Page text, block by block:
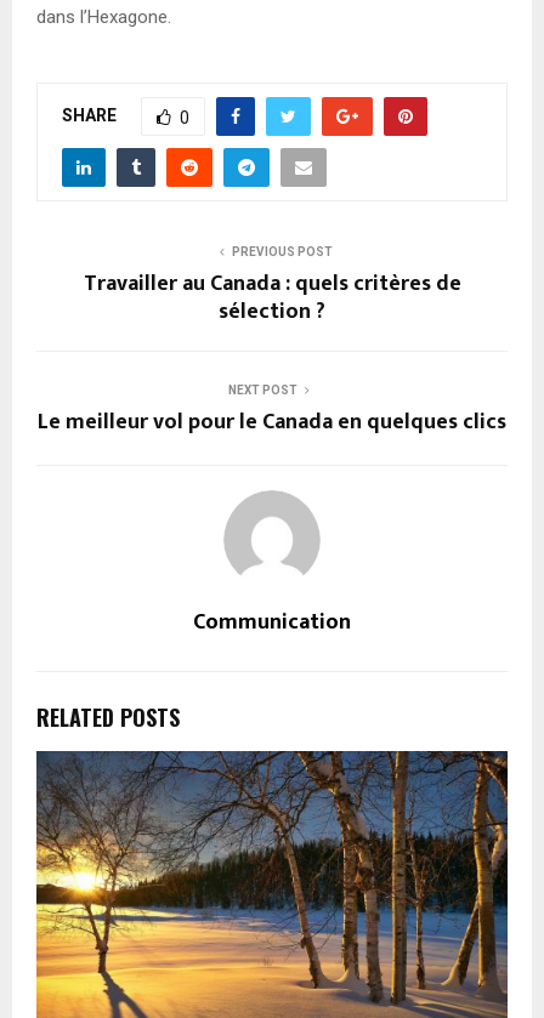
dans l’Hexagone.
SHARE 0
PREVIOUS POST
Travailler au Canada : quels critères de
sélection ?
NEXT POST
Le meilleur vol pour le Canada en quelques clics
Communication
RELATED POSTS